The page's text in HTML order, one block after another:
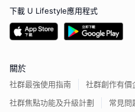
下載 U Lifestyle應用程式
關於
社群最強使用指南
社群創作有價
社群焦點功能及升級計劃
常見問